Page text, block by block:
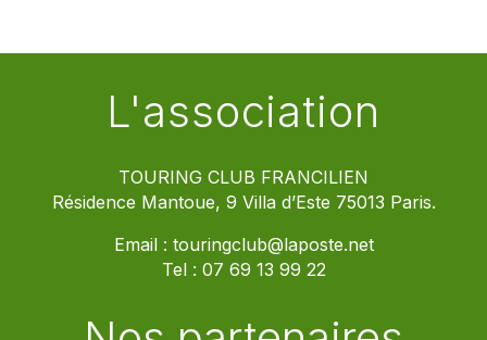
L'association
TOURING CLUB FRANCILIEN
Résidence Mantoue, 9 Villa d’Este 75013 Paris.
Email : touringclub@laposte.net
Tel : 07 69 13 99 22